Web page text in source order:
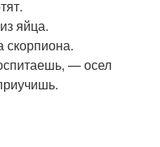
яйца.
— осел